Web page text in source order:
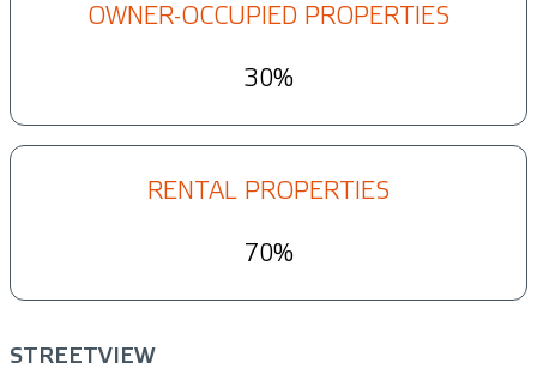
OWNER-OCCUPIED PROPERTIES
30%
RENTAL PROPERTIES
70%
STREETVIEW